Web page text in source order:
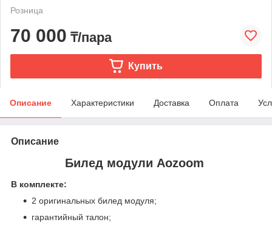
Розница
70 000 ₸/пара
Купить
Описание Характеристики Доставка Оплата
Описание
Билед модули Aozoom
В комплекте:
2 оригинальных билед модуля;
гарантийный талон;